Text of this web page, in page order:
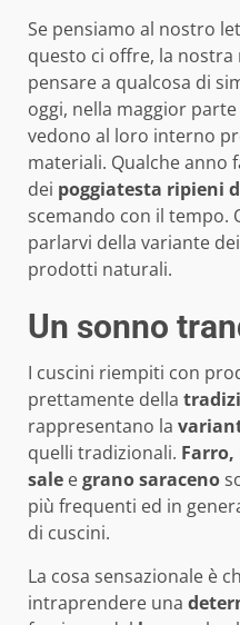
Se pensiamo al nostro
questo ci offre, la
pensare a qualcosa di
oggi, nella maggior
vedono al loro interno
materiali. Qualche anno
dei poggiatesta ripieni
scemando con il tempo.
parlarvi della variante
prodotti naturali.
Un sonno
I cuscini riempiti con
prettamente della
rappresentano la
quelli tradizionali. Farro,
sale egrano saraceno
più frequenti ed in
di cuscini.
La cosa sensazionale è
intraprendere una